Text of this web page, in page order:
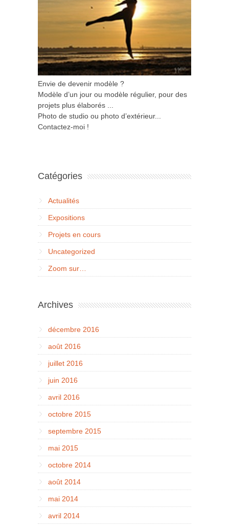
Envie de devenir modèle ?
Modèle d’un jour ou modèle régulier, pour des
projets plus élaborés ...
Photo de studio ou photo d’extérieur...
Contactez-moi !
Catégories
Actualités
Expositions
Projets en cours
Uncategorized
Zoom sur…
Archives
décembre 2016
août 2016
juillet 2016
juin 2016
avril 2016
octobre 2015
septembre 2015
mai 2015
octobre 2014
août 2014
mai 2014
avril 2014